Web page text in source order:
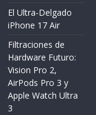
El Ultra-Delgado
iPhone 17 Air
Filtraciones de
Hardware Futuro:
Vision Pro 2,
AirPods Pro 3 y
Apple Watch Ultra
3